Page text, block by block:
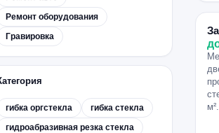
Ремонт оборудования
Гравировка
гибка оргстекла
гибка стекла
гидроабразивная резка стекла